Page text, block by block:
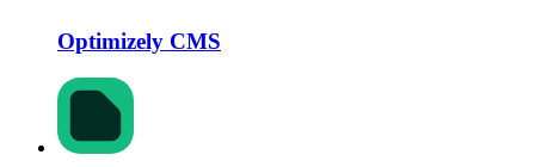
Optimizely CMS